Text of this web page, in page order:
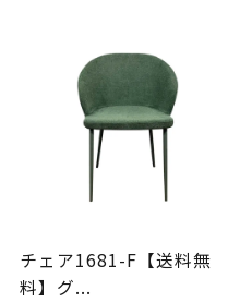
チェア1681-F【送料無
料】グ...